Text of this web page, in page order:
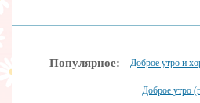
Популярное: Доброе утро и
Доброе утро